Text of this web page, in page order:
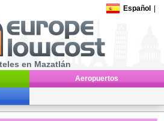
Español
en Mazatlán
Aeropuertos